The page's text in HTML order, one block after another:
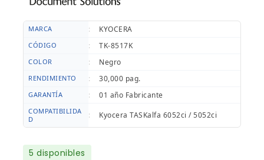
MARCA : KYOCERA
CÓDIGO : TK-8517K
COLOR : Negro
RENDIMIENTO : 30,000 pag.
GARANTÍA : 01 año Fabricante
COMPATIBILIDA
D
: Kyocera TASKalfa 6052ci / 5052ci
5 disponibles